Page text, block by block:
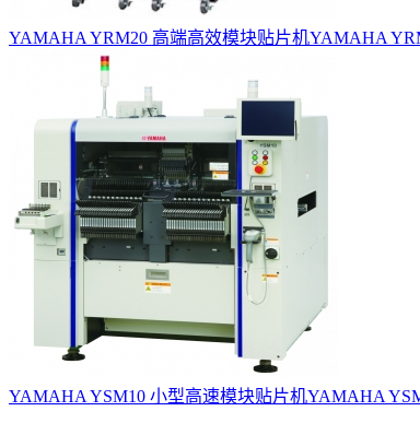
YAMAHA YRM20 高端高效模块贴片机YAMAHA
YAMAHA YSM10 小型高速模块贴片机YAMAHA